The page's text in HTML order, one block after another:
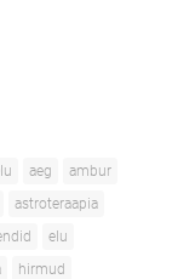
aeg
ambur
astroteraapia
elu
hirmud